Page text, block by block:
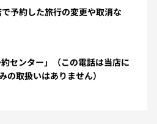
予約した旅行の変更や取消な
センター」（この電話は当店に
の取扱いはありません）